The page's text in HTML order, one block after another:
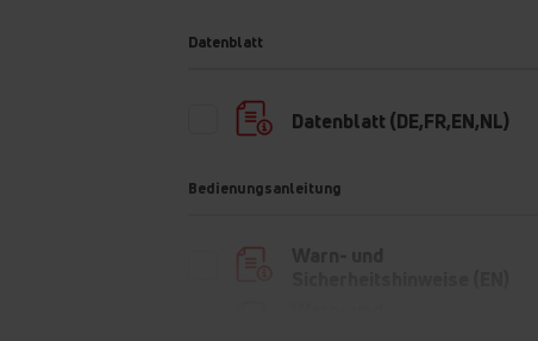
Datenblatt
Datenblatt (DE,FR,EN,NL)
Bedienungsanleitung